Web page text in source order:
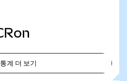
통계 더 보기